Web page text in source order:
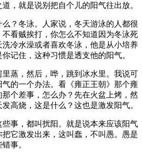
，就是说别把自个儿的阳气往出放。
？冬泳。人家说，冬天游泳的人都很
看贼挨打，你怎么不知道因为冬泳死
冷水澡或者喜欢冬泳，他是从小培养
记住，这种习惯是透支他的阳气。
蒸，然后，哗，跳到冰水里。我说可
的一个办法。看《雍正王朝》那个雍
个差事，怎么办？先在火盆上烤，然
高烧，这是什么？这也是激发阳气。
事，都叫扰阳。就是说本来应该阳气
它激发出来，这叫蠢，不叫愚。愚是
事。